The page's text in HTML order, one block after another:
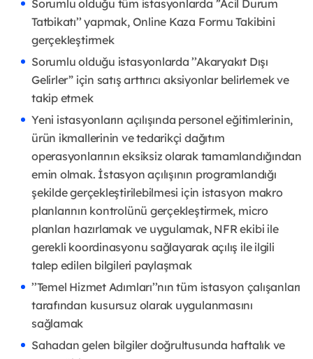
Sorumlu olduğu tüm istasyonlarda ’’Acil Durum
Tatbikatı’’ yapmak, Online Kaza Formu Takibini
gerçekleştirmek
Sorumlu olduğu istasyonlarda ’’Akaryakıt Dışı
Gelirler” için satış arttırıcı aksiyonlar belirlemek ve
takip etmek
Yeni istasyonların açılışında personel eğitimlerinin,
ürün ikmallerinin ve tedarikçi dağıtım
operasyonlarının eksiksiz olarak tamamlandığından
emin olmak. İstasyon açılışının programlandığı
şekilde gerçekleştirilebilmesi için istasyon makro
planlarının kontrolünü gerçekleştirmek, micro
planları hazırlamak ve uygulamak, NFR ekibi ile
gerekli koordinasyonu sağlayarak açılış ile ilgili
talep edilen bilgileri paylaşmak
’’Temel Hizmet Adımları’’nın tüm istasyon çalışanları
tarafından kusursuz olarak uygulanmasını
sağlamak
Sahadan gelen bilgiler doğrultusunda haftalık ve